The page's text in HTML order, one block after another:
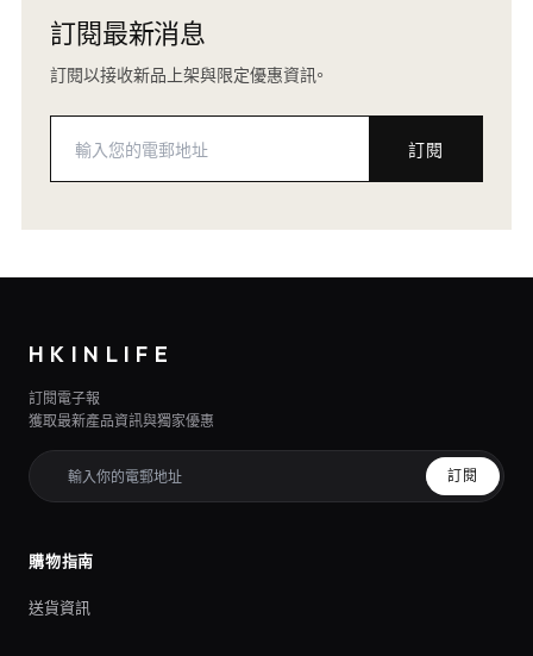
訂閱最新消息
訂閱以接收新品上架與限定優惠資訊。
訂閱
HKINLIFE
訂閱電子報
獲取最新產品資訊與獨家優惠
訂閱
購物指南
送貨資訊